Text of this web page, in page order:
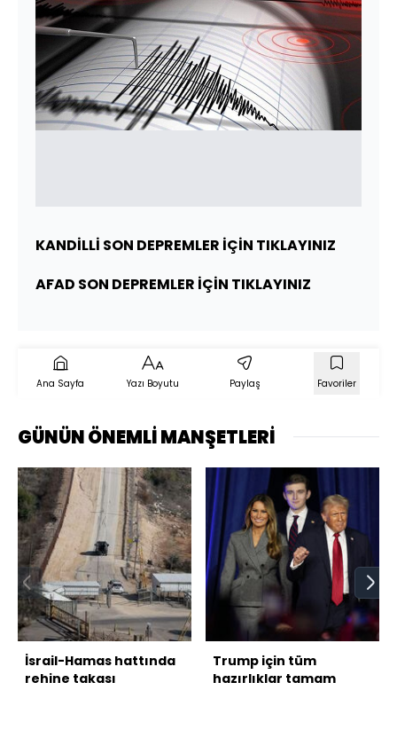
KANDİLLİ SON DEPREMLER İÇİN TIKLAYINIZ
AFAD SON DEPREMLER İÇİN TIKLAYINIZ
Ana Sayfa Yazı Boyutu Paylaş Favoriler
GÜNÜN ÖNEMLİ MANŞETLERİ
İsrail-Hamas hattında
rehine takası
Trump için tüm
hazırlıklar tamam